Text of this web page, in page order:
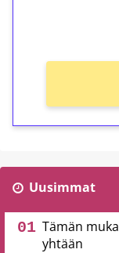
Uusimmat
Tämän
yhtään